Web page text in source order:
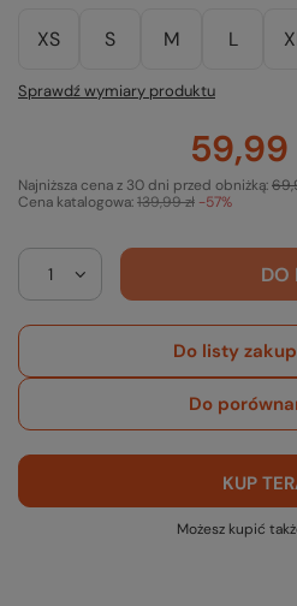
XS S M L
Sprawdź wymiary produktu
59,99
Cena katalogowa:139,99 zł -57%
Najniższa cena z 30 dni przed obniżką:
DO
Do listy
Do
KUP
Możesz kupić